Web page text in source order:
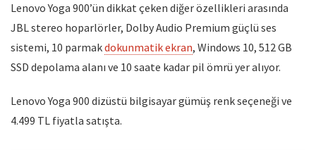
Lenovo Yoga 900’ün dikkat çeken diğer özellikleri arasında
JBL stereo hoparlörler, Dolby Audio Premium güçlü ses
sistemi, 10 parmakdokunmatik ekran, Windows 10, 512 GB
SSD depolama alanı ve 10 saate kadar pil ömrü yer alıyor.
Lenovo Yoga 900 dizüstü bilgisayar gümüş renk seçeneği ve
4.499 TL fiyatla satışta.